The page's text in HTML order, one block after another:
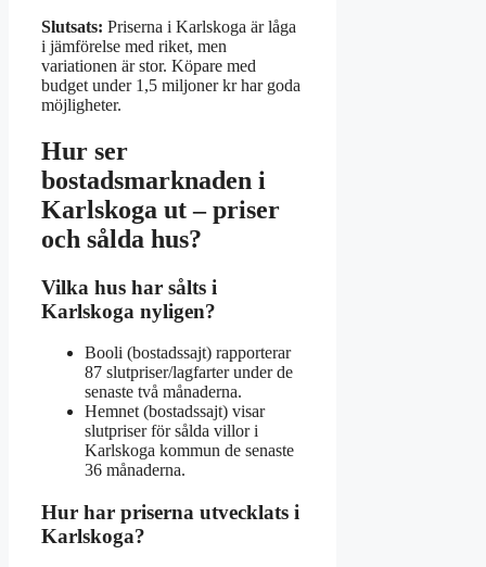
Slutsats: Priserna i Karlskoga är låga
i jämförelse med riket, men
variationen är stor. Köpare med
budget under 1,5 miljoner kr har goda
möjligheter.
Hur ser
bostadsmarknaden i
Karlskoga ut – priser
och sålda hus?
Vilka hus har sålts i
Karlskoga nyligen?
Booli (bostadssajt) rapporterar
87 slutpriser/lagfarter under de
senaste två månaderna.
Hemnet (bostadssajt) visar
slutpriser för sålda villor i
Karlskoga kommun de senaste
36 månaderna.
Hur har priserna utvecklats i
Karlskoga?